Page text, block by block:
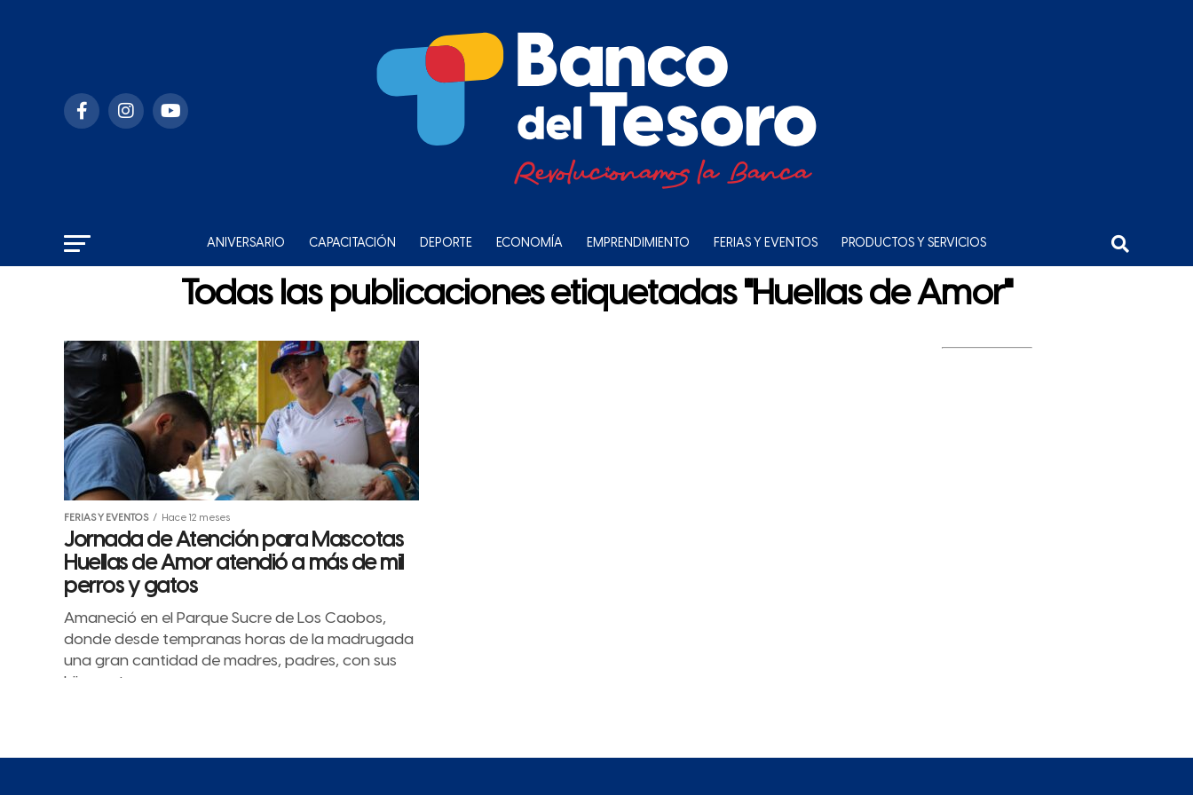
ANIVERSARIO CAPACITACIÓN DEPORTE ECONOMÍA EMPRENDIMIENTO FERIAS Y EVENTOS PRODUCTOS Y SERVICIOS
Todas las publicaciones etiquetadas "Huellas de Amor"
FERIAS Y EVENTOS Hace 12 meses
Jornada de Atención para Mascotas
Huellas de Amor atendió a más de mil
perros y gatos
Amaneció en el Parque Sucre de Los Caobos,
donde desde tempranas horas de la madrugada
una gran cantidad de madres, padres, con sus
hijos gatunos y...